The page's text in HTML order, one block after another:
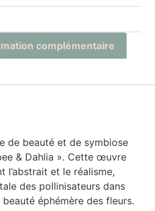
complémentaire
de beauté et de symbiose
& Dahlia ». Cette œuvre
l’abstrait et le réalisme,
des pollinisateurs dans
éphémère des fleurs.